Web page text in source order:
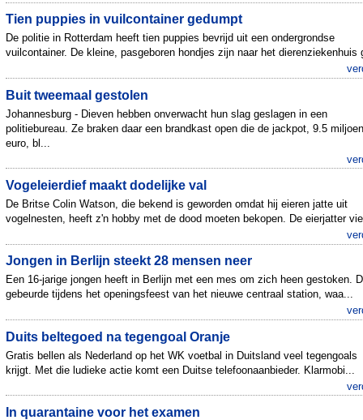
Tien puppies in vuilcontainer gedumpt
De politie in Rotterdam heeft tien puppies bevrijd uit een ondergrondse
vuilcontainer. De kleine, pasgeboren hondjes zijn naar het dierenziekenhuis
Buit tweemaal gestolen
Johannesburg - Dieven hebben onverwacht hun slag geslagen in een
politiebureau. Ze braken daar een brandkast open die de jackpot, 9.5 miljoen
euro, bl...
Vogeleierdief maakt dodelijke val
De Britse Colin Watson, die bekend is geworden omdat hij eieren jatte uit
vogelnesten, heeft z'n hobby met de dood moeten bekopen. De eierjatter
Jongen in Berlijn steekt 28 mensen neer
Een 16-jarige jongen heeft in Berlijn met een mes om zich heen gestoken.
gebeurde tijdens het openingsfeest van het nieuwe centraal station, waa...
Duits beltegoed na tegengoal Oranje
Gratis bellen als Nederland op het WK voetbal in Duitsland veel tegengoals
krijgt. Met die ludieke actie komt een Duitse telefoonaanbieder. Klarmobi...
In quarantaine voor het examen